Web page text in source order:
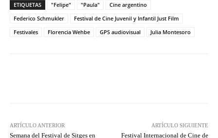
ETIQUETAS "Felipe" "Paula"
Cine argentino
Federico Schmukler
Festival de Cine Juvenil y Infantil Just Film
Festivales
Florencia Wehbe GPS audiovisual Julia Montesoro
ARTÍCULO ANTERIOR
Semana del Festival de Sitges en
ARTÍCULO SIGUIENTE
Festival Internacional de Cine de